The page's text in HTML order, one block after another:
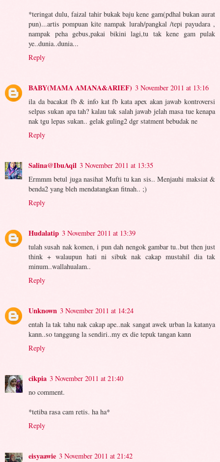
*teringat dulu, faizal tahir bukak baju kene gam(pdhal bukan aurat
pun)...artis pompuan kite nampak lurah/pangkal /tepi payudara ,
nampak peha gebus,pakai bikini lagi,tu tak kene gam pulak
ye..dunia..dunia...
Reply
BABY(MAMA AMANA&ARIEF) 3 November 2011 at 13:16
ila da bacakat fb & info kat fb kata apex akan jawab kontroversi
selpas sukan apa tah? kalau tak salah jawab jelah masa tue kenapa
nak tgu lepas sukan.. gelak guling2 dgr statment bebudak ne
Reply
Salina@IbuAqil 3 November 2011 at 13:35
Ermmm betul juga nasihat Mufti tu kan sis.. Menjauhi maksiat &
benda2 yang bleh mendatangkan fitnah.. ;)
Reply
Hudalatip 3 November 2011 at 13:39
tulah susah nak komen, i pun dah nengok gambar tu..but then just
think + walaupun hati ni sibuk nak cakap mustahil dia tak
minum..wallahualam..
Reply
Unknown 3 November 2011 at 14:24
entah la tak tahu nak cakap ape..nak sangat awek urban la katanya
kann..so tanggung la sendiri..my ex die tepuk tangan kann
Reply
cikpia 3 November 2011 at 21:40
no comment.
*tetiba rasa cam retis. ha ha*
Reply
eisyaawie 3 November 2011 at 21:42